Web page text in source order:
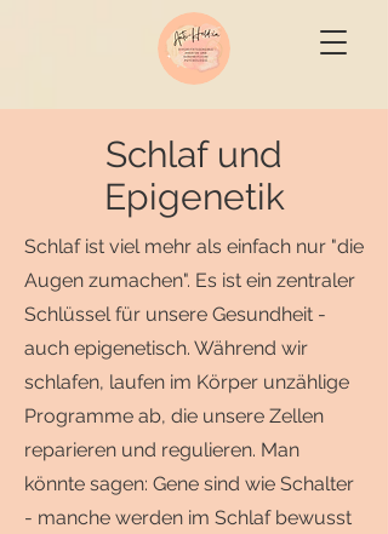
Schlaf und
Epigenetik
Schlaf ist viel mehr als einfach nur "die
Augen zumachen". Es ist ein zentraler
Schlüssel für unsere Gesundheit -
auch epigenetisch. Während wir
schlafen, laufen im Körper unzählige
Programme ab, die unsere Zellen
reparieren und regulieren. Man
könnte sagen: Gene sind wie Schalter
- manche werden im Schlaf bewusst